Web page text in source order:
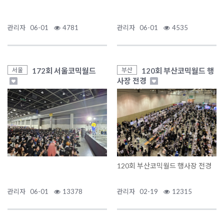
관리자 06-01 4781 관리자 06-01 4535
서울 172회 서울코믹월드
관리자 06-01 13378
부산
120회 부산코믹월드 행
사장 전경
120회 부산코믹월드 행사장 전경
관리자 02-19 12315